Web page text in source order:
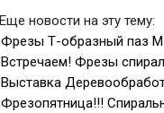
Еще новости на эту тему:
Фрезы Т-образный паз
Встречаем! Фрезы
Выставка
Фрезопятница!!!